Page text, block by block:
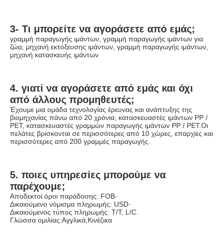
3- Τι μπορείτε να αγοράσετε από εμάς;
γραμμή παραγωγής ιμάντων, γραμμή παραγωγής ιμάντων για
ζώα, μηχανή εκτόξευσης ιμάντων, γραμμή παραγωγής ιμάντων,
μηχανή κατασκευής ιμάντων
4. γιατί να αγοράσετε από εμάς και όχι
από άλλους προμηθευτές;
Έχουμε μια ομάδα τεχνολογίας έρευνας και ανάπτυξης της
βιομηχανίας πάνω από 20 χρόνια, κατασκευαστές ιμάντων PP /
PET, κατασκευαστές γραμμών παραγωγής ιμάντων PP / PET.Οι
πελάτες βρίσκονται σε περισσότερες από 10 χώρες, επαρχίες και
περισσότερες από 200 γραμμές παραγωγής.
5. ποιες υπηρεσίες μπορούμε να
παρέχουμε;
Αποδεκτοί όροι παράδοσης: FOB·
Δικαιούμενο νόμισμα πληρωμής: USD·
Δικαιούμενος τύπος πληρωμής: T/T, L/C.
Γλώσσα ομιλίας:Αγγλικά,Κινέζικα